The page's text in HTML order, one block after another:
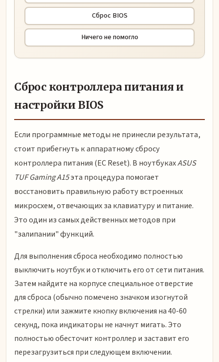
Сброс BIOS
Ничего не помогло
Сброс контроллера питания и
настройки BIOS
Если программные методы не принесли результата,
стоит прибегнуть к аппаратному сбросу
контроллера питания (EC Reset). В ноутбукахASUS
TUF Gaming A15эта процедура помогает
восстановить правильную работу встроенных
микросхем, отвечающих за клавиатуру и питание.
Это один из самых действенных методов при
"залипании" функций.
Для выполнения сброса необходимо полностью
выключить ноутбук и отключить его от сети питания.
Затем найдите на корпусе специальное отверстие
для сброса (обычно помечено значком изогнутой
стрелки) или зажмите кнопку включения на 40-60
секунд, пока индикаторы не начнут мигать. Это
полностью обесточит контроллер и заставит его
перезагрузиться при следующем включении.